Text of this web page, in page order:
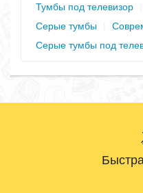
Тумбы под телевизор
Серые тумбы
Серые тумбы под